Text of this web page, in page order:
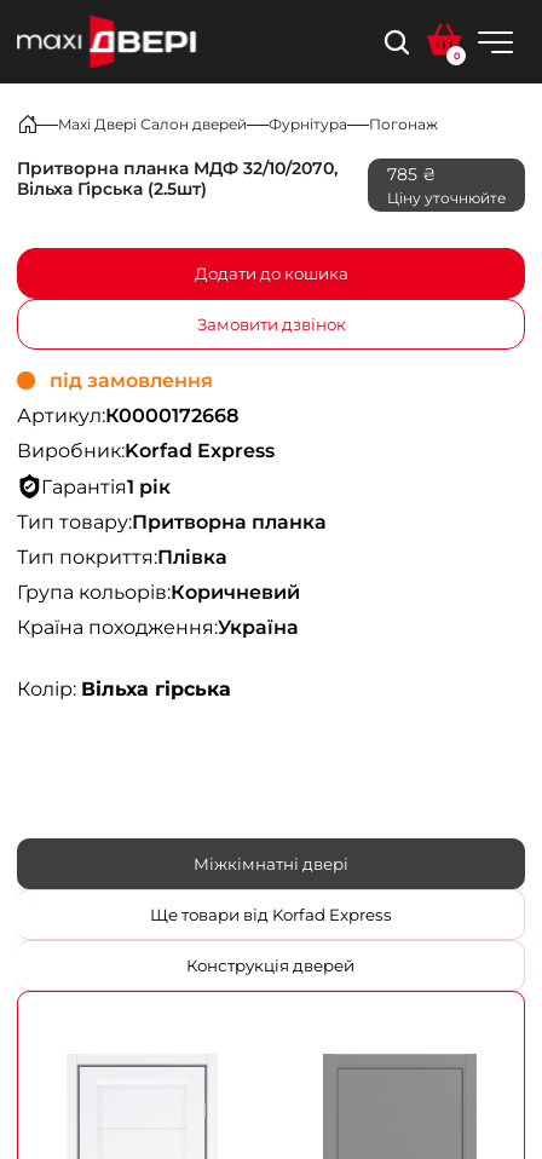
0
Maxi Двері Салон дверей Фурнітура Погонаж
Притворна планка МДФ 32/10/2070,
Вільха Гірська (2.5шт)
785 ₴
Ціну уточнюйте
Додати до кошика
Замовити дзвінок
під замовлення
Артикул:К0000172668
Виробник:Korfad Express
Гарантія1 рік
Тип товару:Притворна планка
Тип покриття:Плівка
Група кольорів:Коричневий
Країна походження:Україна
Колір: Вільха гірська
Міжкімнатні двері
Ще товари від Korfad Express
Конструкція дверей